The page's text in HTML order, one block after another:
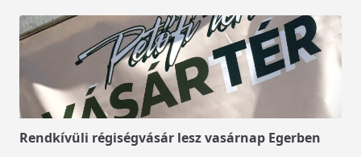
Rendkívüli régiségvásár lesz vasárnap Egerben